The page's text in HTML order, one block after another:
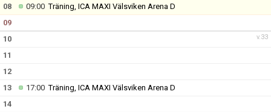
08
09:00Träning, ICA MAXI Välsviken Arena D
09
v.33
10
11
12
13
17:00Träning, ICA MAXI Välsviken Arena D
14